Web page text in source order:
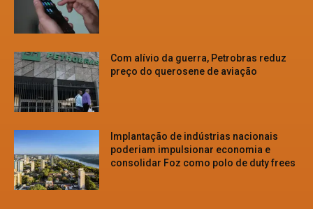
Com alívio da guerra, Petrobras reduz
preço do querosene de aviação
Implantação de indústrias nacionais
poderiam impulsionar economia e
consolidar Foz como polo de duty frees